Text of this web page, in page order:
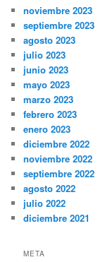
noviembre 2023
septiembre 2023
agosto 2023
julio 2023
junio 2023
mayo 2023
marzo 2023
febrero 2023
enero 2023
diciembre 2022
noviembre 2022
septiembre 2022
agosto 2022
julio 2022
diciembre 2021
META